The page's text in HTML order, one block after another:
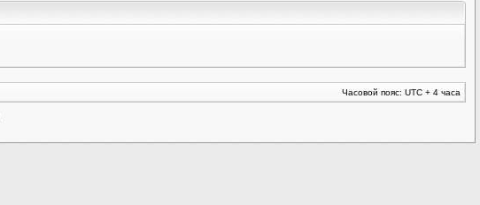
Часовой пояс: UTC + 4 часа